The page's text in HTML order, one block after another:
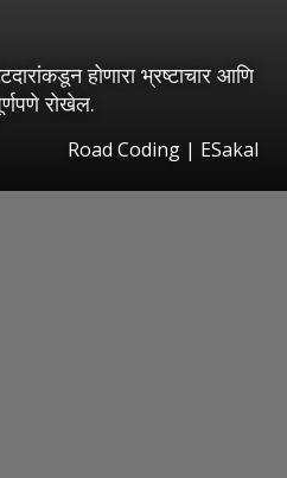
होणारा भ्रष्टाचार आणि
रोखेल.
Road Coding | ESakal